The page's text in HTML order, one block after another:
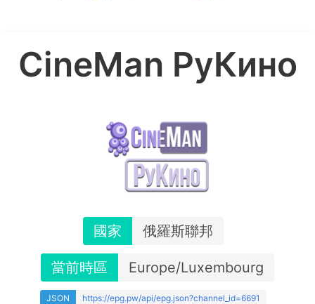
CineMan РуКино
國家 俄羅斯聯邦
當前時區 Europe/Luxembourg
JSON https://epg.pw/api/epg.json?channel_id=6691